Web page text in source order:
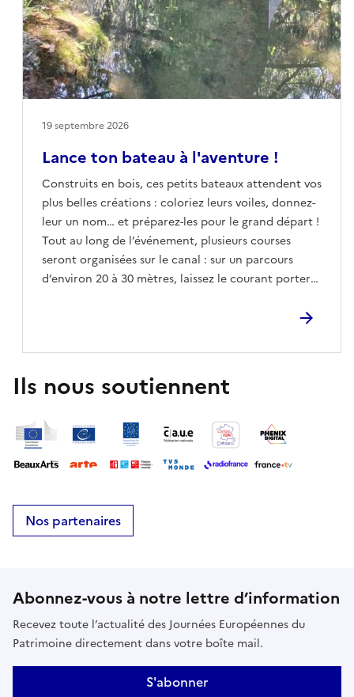
Lance ton bateau à l'aventure !
Construits en bois, ces petits bateaux attendent vos
plus belles créations : coloriez leurs voiles, donnez-
leur un nom… et préparez-les pour le grand départ !
Tout au long de l’événement, plusieurs courses
seront organisées sur le canal : sur un parcours
d’environ 20 à 30 mètres, laissez le courant porter
! Que le vent vous soit favorable !Une activité
ludique, créative et joyeuse pour toute la famille, au
cœur de la nature.
19 septembre 2026
Ils nous soutiennent
Nos partenaires
Abonnez-vous à notre lettre d’information
Recevez toute l’actualité des Journées Européennes du
Patrimoine directement dans votre boîte mail.
S'abonner